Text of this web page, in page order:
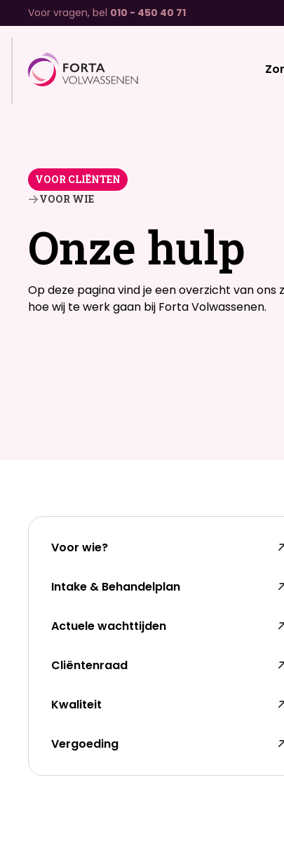
Voor vragen, bel 010 - 450 40 71
VOOR CLIËNTEN
VOOR WIE
Onze hulp
Op deze pagina vind je een overzicht van
hoe wij te werk gaan bij Forta Volwassenen.
Voor wie?
Intake & Behandelplan
Actuele wachttijden
Cliëntenraad
Kwaliteit
Vergoeding